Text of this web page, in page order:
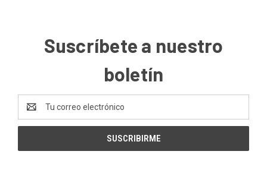
Suscríbete a nuestro
boletín
de
correo